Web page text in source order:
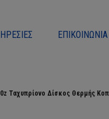
ΕΠΙΚΟΙΝΩΝΊΑ
Ταχυπρίονο Δίσκος Θερμής